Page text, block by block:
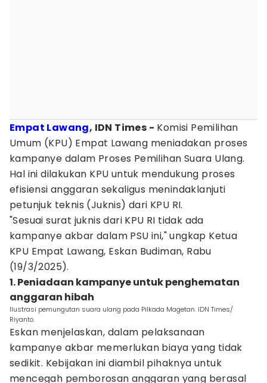
Empat Lawang, IDN Times - Komisi Pemilihan
Umum (KPU) Empat Lawang meniadakan proses
kampanye dalam Proses Pemilihan Suara Ulang.
Hal ini dilakukan KPU untuk mendukung proses
efisiensi anggaran sekaligus menindaklanjuti
petunjuk teknis (Juknis) dari KPU RI.
"Sesuai surat juknis dari KPU RI tidak ada
kampanye akbar dalam PSU ini," ungkap Ketua
KPU Empat Lawang, Eskan Budiman, Rabu
(19/3/2025).
1. Peniadaan kampanye untuk penghematan
anggaran hibah
Ilustrasi pemungutan suara ulang pada Pilkada Magetan. IDN Times/
Riyanto.
Eskan menjelaskan, dalam pelaksanaan
kampanye akbar memerlukan biaya yang tidak
sedikit. Kebijakan ini diambil pihaknya untuk
mencegah pemborosan anggaran yang berasal